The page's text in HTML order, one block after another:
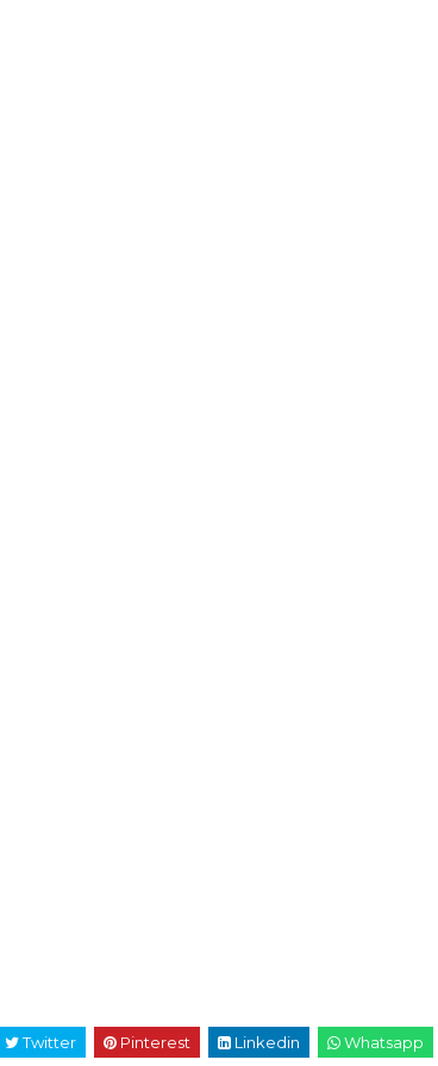
Twitter Pinterest Linkedin Whatsapp